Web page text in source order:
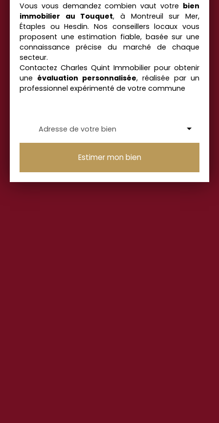
Vous vous demandez combien vaut votre bien
immobilier au Touquet, à Montreuil sur Mer,
Étaples ou Hesdin. Nos conseillers locaux vous
proposent une estimation fiable, basée sur une
connaissance précise du marché de chaque
secteur.
Contactez Charles Quint Immobilier pour obtenir
une évaluation personnalisée, réalisée par un
professionnel expérimenté de votre commune
Adresse de votre bien
Estimer mon bien